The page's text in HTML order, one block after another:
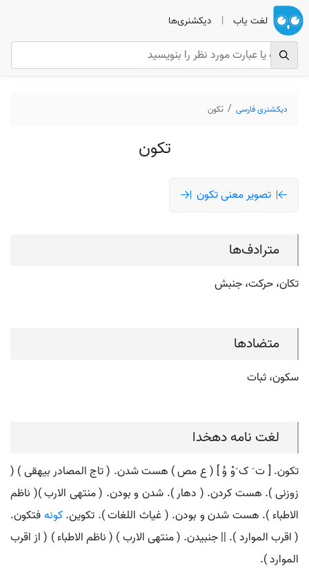
لغت یاب | دیکشنری‌ها
دیکشنری فارسی تکون
تکون
تصویر معنی تکون
مترادف‌ها
تکان، حرکت، جنبش
متضادها
سکون، ثبات
لغت نامه دهخدا
تکون. [ ت َ ک َوْ وُ ] ( ع مص ) هست شدن. ( تاج المصادر بیهقی ) (
زوزنی ). هست کردن. ( دهار ). شدن و بودن. ( منتهی الارب )( ناظم
الاطباء ). هست شدن و بودن. ( غیاث اللغات ). تکوین.کونهفتکون.
( اقرب الموارد ). || جنبیدن. ( منتهی الارب ) ( ناظم الاطباء ) ( از اقرب
الموارد ).